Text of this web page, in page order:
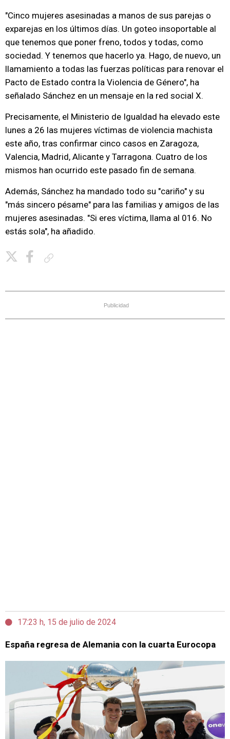
"Cinco mujeres asesinadas a manos de sus parejas o
exparejas en los últimos días. Un goteo insoportable al
que tenemos que poner freno, todos y todas, como
sociedad. Y tenemos que hacerlo ya. Hago, de nuevo, un
llamamiento a todas las fuerzas políticas para renovar el
Pacto de Estado contra la Violencia de Género", ha
señalado Sánchez en un mensaje en la red social X.
Precisamente, el Ministerio de Igualdad ha elevado este
lunes a 26 las mujeres víctimas de violencia machista
este año, tras confirmar cinco casos en Zaragoza,
Valencia, Madrid, Alicante y Tarragona. Cuatro de los
mismos han ocurrido este pasado fin de semana.
Además, Sánchez ha mandado todo su "cariño" y su
"más sincero pésame" para las familias y amigos de las
mujeres asesinadas. "Si eres víctima, llama al 016. No
estás sola", ha añadido.
Publicidad
17:23 h, 15 de julio de 2024
España regresa de Alemania con la cuarta Eurocopa